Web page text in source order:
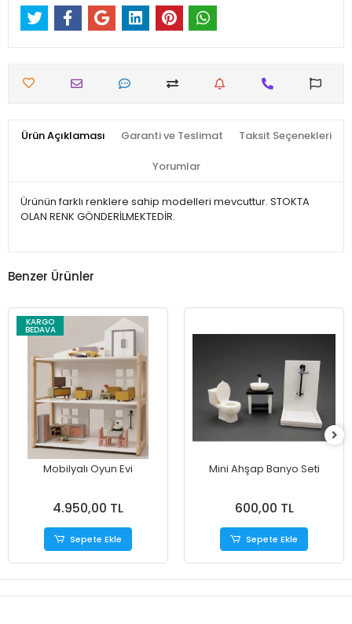
Ürün Açıklaması Garanti ve Teslimat Taksit Seçenekleri
Yorumlar
Ürünün farklı renklere sahip modelleri mevcuttur. STOKTA
OLAN RENK GÖNDERİLMEKTEDİR.
Benzer Ürünler
KARGO
BEDAVA
Mobilyalı Oyun Evi
4.950,00 TL
Sepete Ekle
Mini Ahşap Banyo Seti
600,00 TL
Sepete Ekle